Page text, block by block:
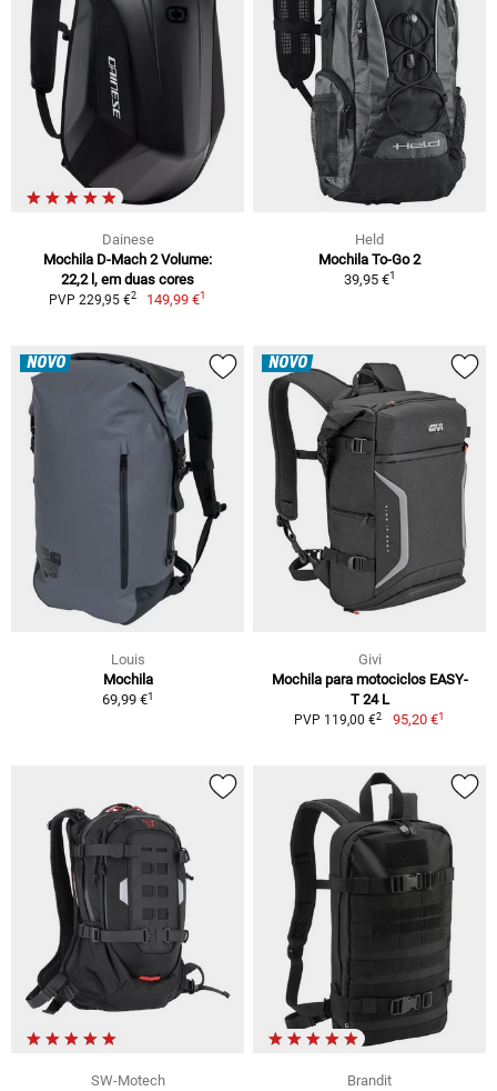
Dainese
Mochila D-Mach 2 Volume:
22,2 l, em duas cores
PVP 229,95 €2 149,99 €1
Held
Mochila To-Go 2
39,95 €1
NOVO
Louis
Mochila
69,99 €1
NOVO
Givi
Mochila para motociclos EASY-
T 24 L
PVP 119,00 €2 95,20 €1
SW-Motech
Brandit